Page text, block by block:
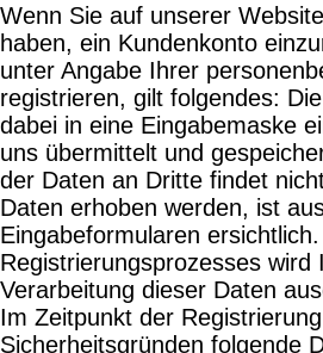
Wenn Sie auf unserer
haben, ein Kundenkonto
unter Angabe Ihrer
registrieren, gilt folgendes:
dabei in eine Eingabemaske
uns übermittelt und
der Daten an Dritte findet
Daten erhoben werden, ist
Eingabeformularen
Registrierungsprozesses wird
Verarbeitung dieser Daten
Im Zeitpunkt der
Sicherheitsgründen folgende